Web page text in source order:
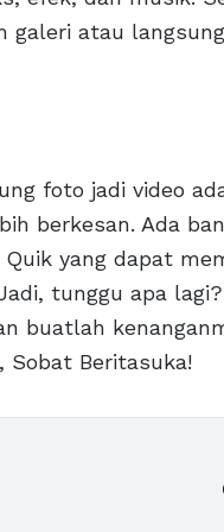
galeri atau
foto jadi video
berkesan. Ada
Quik yang dapat
tunggu apa
buatlah
Sobat Beritasuka!